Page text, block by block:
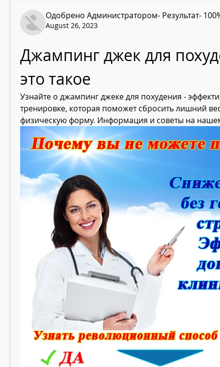
Одобрено Администратором- Результат-
August 26, 2023
Джампинг джек для
это такое
Узнайте о джампинг джеке для похудения -
тренировке, которая поможет сбросить лишний
физическую форму. Информация и советы на